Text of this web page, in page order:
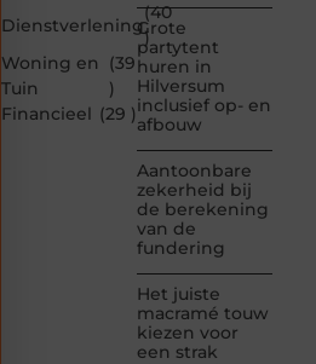
Dienstverlening
(40
)
Woning en
Tuin
(39
)
Financieel (29 )
Grote
partytent
huren in
Hilversum
inclusief op- en
afbouw
Aantoonbare
zekerheid bij
de berekening
van de
fundering
Het juiste
macramé touw
kiezen voor
een strak